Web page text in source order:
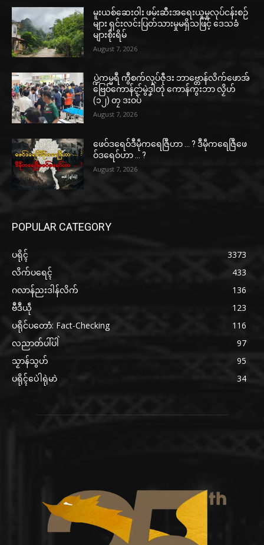
မူးယစ်ဆေးဝါး ဖမ်းဆီးအရေးယူမှုလုပ်ငန်းစဉ်
များ ရှင်းလင်းပြတ်သားမှုမရှိသဖြင့် ဒေသခံ
များစိုးရိမ်
August 7, 2026
ပ္ဍဲကမ္မရဳ ကွဳစက်လုပ်ဇီုဒး ဘာဗ္တောန်လိက်ဖောအ်
ဗြေဝ်ကောန်ၚာ်မွဲဒၞါဲတုဲ ကောန်ကွးဘာ လၟိဟ်
(၁၂) တၠ ဒးဝပ်
August 7, 2026
ဖေဝ်ဒရေဝ်ဒဳမဵုကရေဇြဳဟာ … ? ဒဳမဵုကရေဇြဳဖေ
ဝ်ဒရေဝ်ဟာ … ?
August 7, 2026
POPULAR CATEGORY
ပရိုၚ်
3373
လိက်ပရေၚ်
433
ဂလာန်ညးဒါန်လိက်
136
ဗဳဒဳယဵု
123
ပရိုင်ပတောံ: Fact-Checking
116
လညာတ်ပါ်ပါဲ
97
သၟာန်သွဟ်
95
ပရိုၚ်ပေဲါရုဲမာဲ
34